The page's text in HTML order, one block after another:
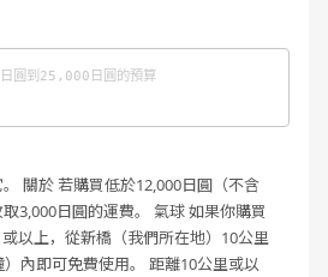
關於若購買低於12,000日圓（不含
3,000日圓的運費。 氣球 如果你購買
以上，從新橋（我們所在地）10公里
內即可免費使用。 距離10公里或以